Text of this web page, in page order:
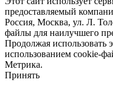
предоставляемый
Россия, Москва, ул. Л.
файлы для наилучшего
Продолжая использовать
использованием cookie-
Метрика.
Принять